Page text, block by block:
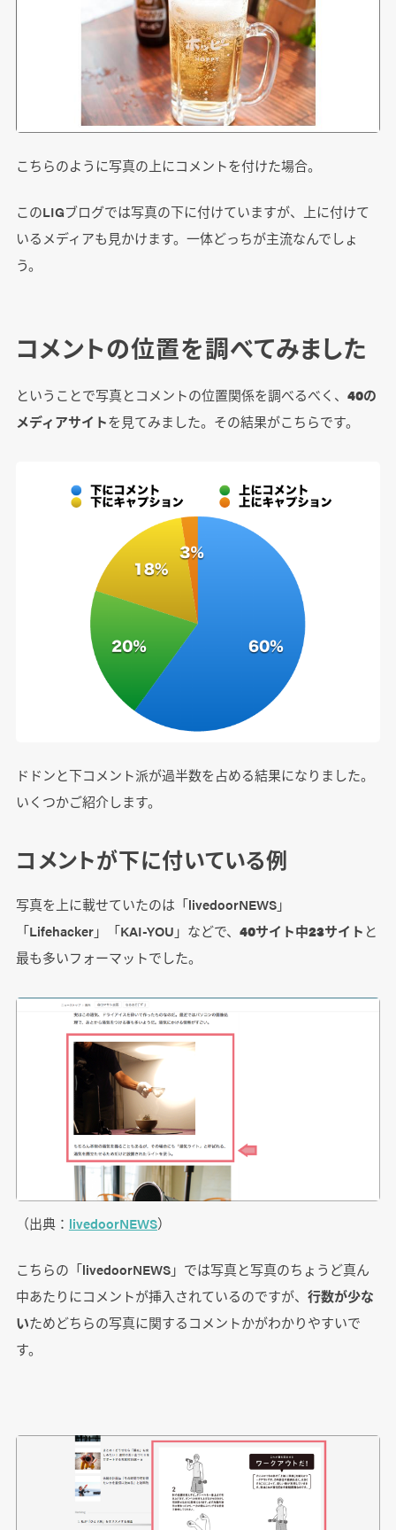
こちらのように写真の上にコメントを付けた場合。
このLIGブログでは写真の下に付けていますが、上に付けて
いるメディアも見かけます。一体どっちが主流なんでしょ
う。
コメントの位置を調べてみました
ということで写真とコメントの位置関係を調べるべく、 40の
メディアサイトを見てみました。その結果がこちらです。
ドドンと下コメント派が過半数を占める結果になりました。
いくつかご紹介します。
コメントが下に付いている例
写真を上に載せていたのは「livedoorNEWS」
「Lifehacker」「KAI-YOU」などで、 40サイト中23サイト と
最も多いフォーマットでした。
（出典： livedoorNEWS）
こちらの「livedoorNEWS」では写真と写真のちょうど真ん
中あたりにコメントが挿入されているのですが、 行数が少な
いためどちらの写真に関するコメントかがわかりやすいで
す。